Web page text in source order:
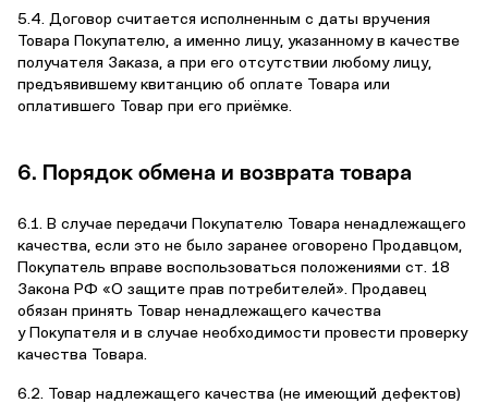
5.4. Договор считается исполненным с даты вручения
Товара Покупателю, а именно лицу, указанному в качестве
получателя Заказа, а при его отсутствии любому лицу,
предъявившему квитанцию об оплате Товара или
оплатившего Товар при его приёмке.
6. Порядок обмена и возврата товара
6.1. В случае передачи Покупателю Товара ненадлежащего
качества, если это не было заранее оговорено Продавцом,
Покупатель вправе воспользоваться положениями ст. 18
Закона РФ «О защите прав потребителей». Продавец
обязан принять Товар ненадлежащего качества
у Покупателя и в случае необходимости провести проверку
качества Товара.
6.2. Товар надлежащего качества (не имеющий дефектов)